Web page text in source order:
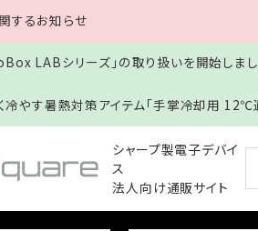
するお知らせ
LABシリーズ」の取り扱いを開始しま
冷やす暑熱対策アイテム「手掌冷却用 12℃
シャープ製電子デバイ
ス
法人向け通販サイト